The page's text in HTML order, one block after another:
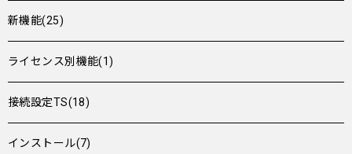
新機能(25)
ライセンス別機能(1)
接続設定TS(18)
インストール(7)